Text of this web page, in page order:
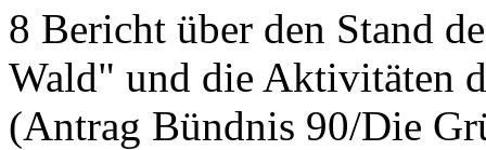
8 Bericht über den Stand
Wald" und die Aktivitäten
(Antrag Bündnis 90/Die